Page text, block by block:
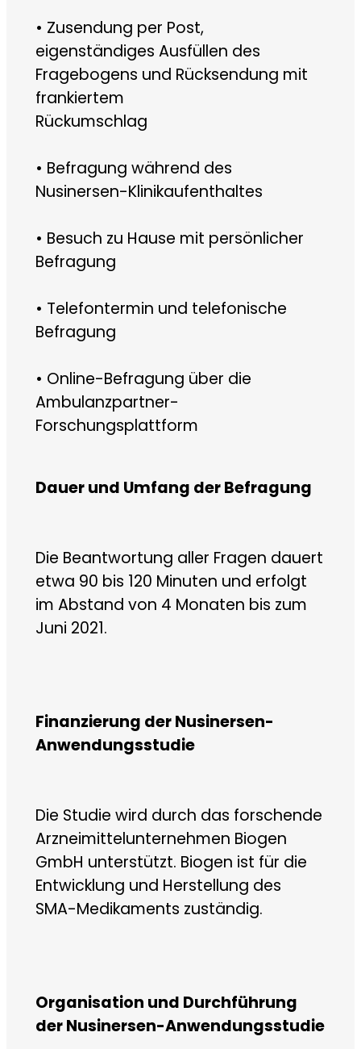
• Zusendung per Post,
eigenständiges Ausfüllen des
Fragebogens und Rücksendung mit
frankiertem
Rückumschlag
• Befragung während des
Nusinersen-Klinikaufenthaltes
• Besuch zu Hause mit persönlicher
Befragung
• Telefontermin und telefonische
Befragung
• Online-Befragung über die
Ambulanzpartner-
Forschungsplattform
Dauer und Umfang der Befragung
Die Beantwortung aller Fragen dauert
etwa 90 bis 120 Minuten und erfolgt
im Abstand von 4 Monaten bis zum
Juni 2021.
Finanzierung der Nusinersen-
Anwendungsstudie
Die Studie wird durch das forschende
Arzneimittelunternehmen Biogen
GmbH unterstützt. Biogen ist für die
Entwicklung und Herstellung des
SMA-Medikaments zuständig.
Organisation und Durchführung
der Nusinersen-Anwendungsstudie